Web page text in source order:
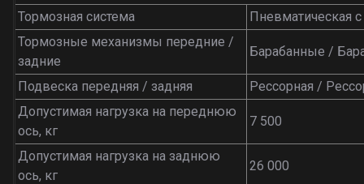
Тормозная система
Пневматическая
Тормозные механизмы передние /
задние
Барабанные /
Подвеска передняя / задняя
Рессорная /
Допустимая нагрузка на переднюю
ось, кг
7 500
Допустимая нагрузка на заднюю
ось, кг
26 000